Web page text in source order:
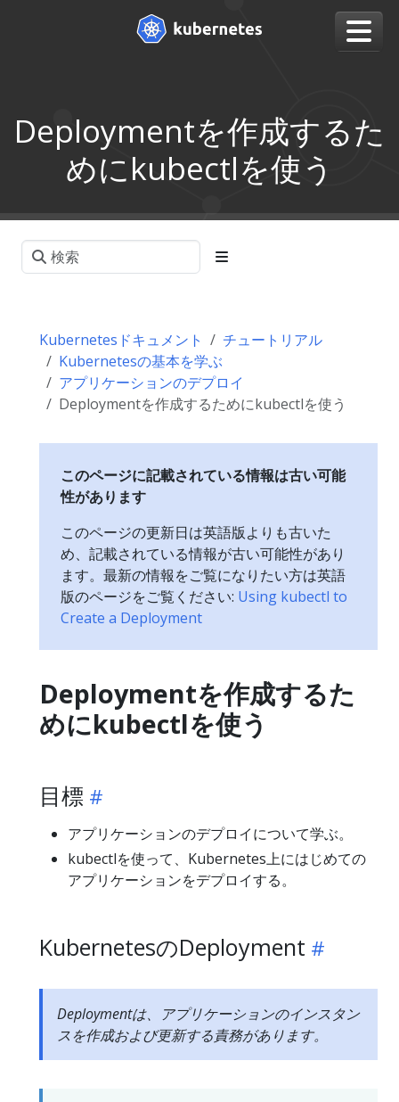
Deploymentを作成するた
めにkubectlを使う
Kubernetesドキュメント
チュートリアル
Kubernetesの基本を学ぶ
アプリケーションのデプロイ
Deploymentを作成するためにkubectlを使う
このページに記載されている情報は古い可能
性があります
このページの更新日は英語版よりも古いた
め、記載されている情報が古い可能性があり
ます。最新の情報をご覧になりたい方は英語
版のページをご覧ください: Using kubectl to
Create a Deployment
Deploymentを作成するた
めにkubectlを使う
目標
アプリケーションのデプロイについて学ぶ。
kubectlを使って、Kubernetes上にはじめての
アプリケーションをデプロイする。
KubernetesのDeployment
Deploymentは、アプリケーションのインスタン
スを作成および更新する責務があります。